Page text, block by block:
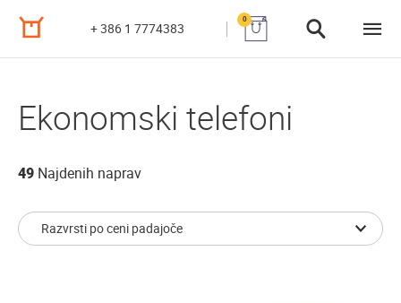
+ 386 1 7774383
0
Ekonomski telefoni
49 Najdenih naprav